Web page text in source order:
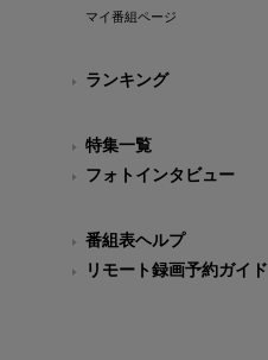
マイ番組ページ
ランキング
特集一覧
フォトインタビュー
番組表ヘルプ
リモート録画予約ガイド